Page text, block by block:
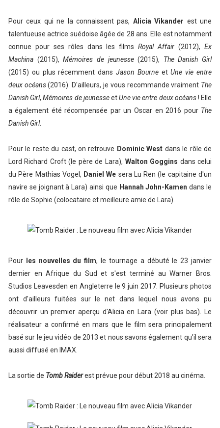
Pour ceux qui ne la connaissent pas, Alicia Vikander est une
talentueuse actrice suédoise âgée de 28 ans. Elle est notamment
connue pour ses rôles dans les filmsRoyal Affair (2012),Ex
Machina(2015),Mémoires de jeunesse(2015), The Danish Girl
(2015) ou plus récemment dans Jason BourneetUne vie entre
deux océans(2016). D'ailleurs, je vous recommande vraiment The
Danish Girl,Mémoires de jeunesseetUne vie entre deux océans! Elle
a également été récompensée par un Oscar en 2016 pour The
Danish Girl.
Pour le reste du cast, on retrouve Dominic West dans le rôle de
Lord Richard Croft (le père de Lara), Walton Goggins dans celui
du Père Mathias Vogel, Daniel We sera Lu Ren (le capitaine d'un
navire se joignant à Lara) ainsi que Hannah John-Kamen dans le
rôle de Sophie (colocataire et meilleure amie de Lara).
Pour les nouvelles du film, le tournage a débuté le 23 janvier
dernier en Afrique du Sud et s'est terminé au Warner Bros.
Studios Leavesden en Angleterre le 9 juin 2017. Plusieurs photos
ont d'ailleurs fuitées sur le net dans lequel nous avons pu
découvrir un premier aperçu d'Alicia en Lara (voir plus bas). Le
réalisateur a confirmé en mars que le film sera principalement
basé sur le jeu vidéo de 2013 et nous savons également qu'il sera
aussi diffusé en IMAX.
La sortie de Tomb Raiderest prévue pour début 2018 au cinéma.